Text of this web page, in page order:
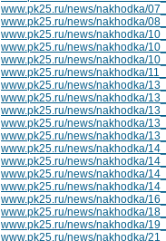
www.pk25.ru/news/nakhodka/
www.pk25.ru/news/nakhodka/
www.pk25.ru/news/nakhodka/
www.pk25.ru/news/nakhodka/
www.pk25.ru/news/nakhodka/
www.pk25.ru/news/nakhodka/
www.pk25.ru/news/nakhodka/
www.pk25.ru/news/nakhodka/
www.pk25.ru/news/nakhodka/
www.pk25.ru/news/nakhodka/
www.pk25.ru/news/nakhodka/
www.pk25.ru/news/nakhodka/
www.pk25.ru/news/nakhodka/
www.pk25.ru/news/nakhodka/
www.pk25.ru/news/nakhodka/
www.pk25.ru/news/nakhodka/
www.pk25.ru/news/nakhodka/
www.pk25.ru/news/nakhodka/
www.pk25.ru/news/nakhodka/